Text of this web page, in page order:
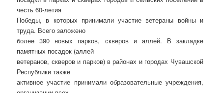
честь 60-летия
Победы, в которых принимали участие ветераны войны и
труда. Всего заложено
более 390 новых парков, скверов и аллей. В закладке
памятных посадок (аллей
ветеранов, скверов и парков) в районах и городах Чувашской
Республики также
активное участие принимали образовательные учреждения,